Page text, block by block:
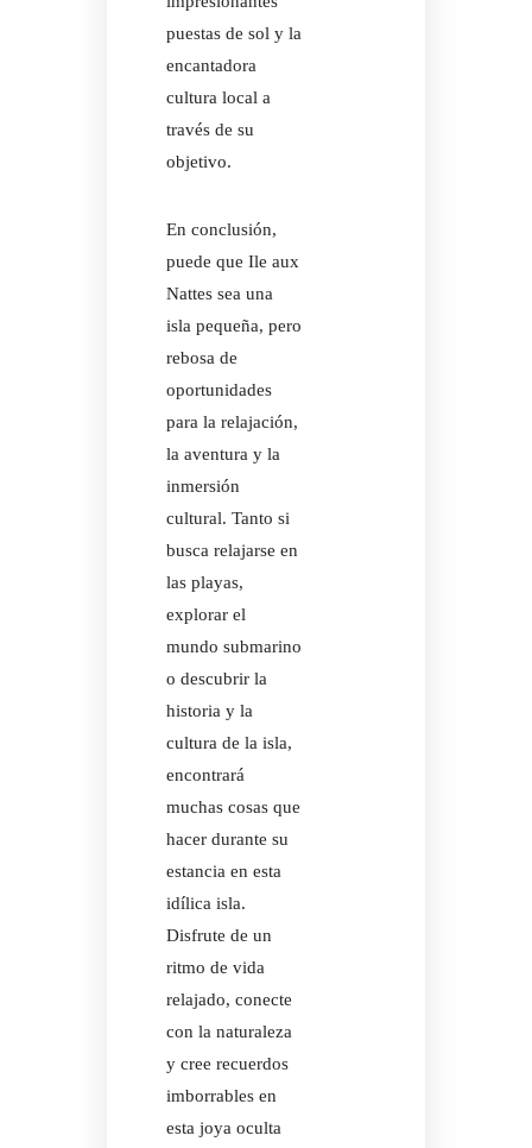
puestas de sol y la
encantadora
cultura local a
través de su
objetivo.
En conclusión,
puede que Ile aux
Nattes sea una
isla pequeña, pero
rebosa de
oportunidades
para la relajación,
la aventura y la
inmersión
cultural. Tanto si
busca relajarse en
las playas,
explorar el
mundo submarino
o descubrir la
historia y la
cultura de la isla,
encontrará
muchas cosas que
hacer durante su
estancia en esta
idílica isla.
Disfrute de un
ritmo de vida
relajado, conecte
con la naturaleza
y cree recuerdos
imborrables en
esta joya oculta